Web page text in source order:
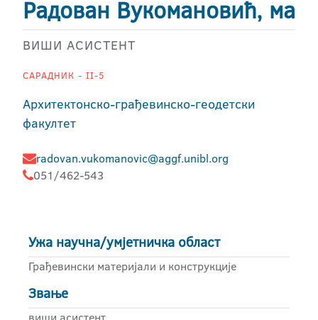
Радован Вукомановић, ма
ВИШИ АСИСТЕНТ
САРАДНИК - II-5
Архитектонско-грађевинско-геодетски
факултет
radovan.vukomanovic@aggf.unibl.org
051/462-543
Ужа научна/умјетничка област
Грађевински материјали и конструкције
Звање